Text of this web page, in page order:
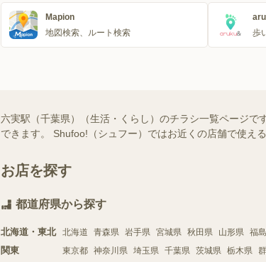
Mapion
地図検索、ルート検索
歩
六実駅（千葉県）（生活・くらし）のチラシ一覧ページ
できます。 Shufoo!（シュフー）ではお近くの店舗で使え
お店を探す
都道府県から探す
北海道・東北 北海道 青森県 岩手県 宮城県 秋田県 山形県 福
関東 東京都 神奈川県 埼玉県 千葉県 茨城県 栃木県